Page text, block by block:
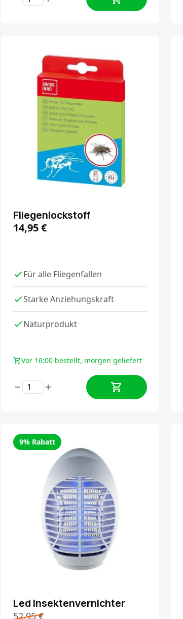
Fliegenlockstoff
14,95€
Für alle Fliegenfallen
Starke Anziehungskraft
Naturprodukt
Vor 16:00 bestellt, morgen geliefert
9% Rabatt
Led Insektenvernichter
52,95€